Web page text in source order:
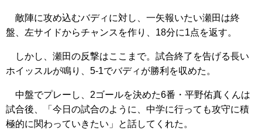
敵陣に攻め込むバディに対し、一矢報いたい瀬田は終
盤、左サイドからチャンスを作り、18分に1点を返す。
しかし、瀬田の反撃はここまで。試合終了を告げる長い
ホイッスルが鳴り、5-1でバディが勝利を収めた。
中盤でプレーし、2ゴールを決めた6番・平野佑真くんは
試合後、「今日の試合のように、中学に行っても攻守に積
極的に関わっていきたい」と話してくれた。